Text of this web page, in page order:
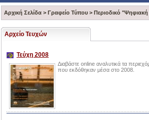
Αρχική Σελίδα > Γραφείο Τύπου > Περιοδικό
Αρχείο Τευχών
Τεύχη 2008
Διαβάστε online αναλυτικά τα
που εκδόθηκαν μέσα στο 2008.